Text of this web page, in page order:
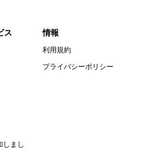
ス 情報
利用規約
プライバシーポリシー
しまし